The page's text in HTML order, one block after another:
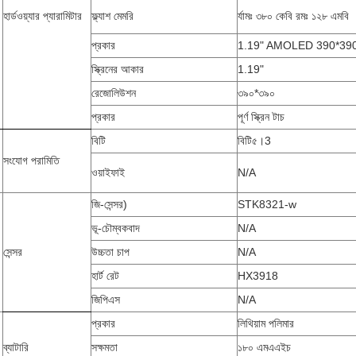
হার্ডওয়্যার প্যারামিটার ফ্ল্যাশ মেমরি র্যামঃ ৩৮০ কেবি রমঃ ১২৮ এমবি
প্রকার
1.19" AMOLED
স্ক্রিনের আকার
1.19"
রেজোলিউশন
৩৯০*৩৯০
প্রকার
পূর্ণ স্ক্রিন টাচ
সংযোগ পরামিতি
বিটি বিটি৫।3
ওয়াইফাই N/A
সেন্সর
জি-সেন্সর)
STK8321-w
ভূ-চৌম্বকবাদ
N/A
উচ্চতা চাপ
N/A
হার্ট রেট
HX3918
জিপিএস
N/A
ব্যাটারি
প্রকার
লিথিয়াম পলিমার
সক্ষমতা
১৮০ এমএএইচ